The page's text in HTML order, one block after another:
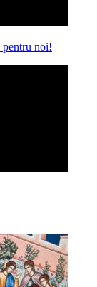
noi!